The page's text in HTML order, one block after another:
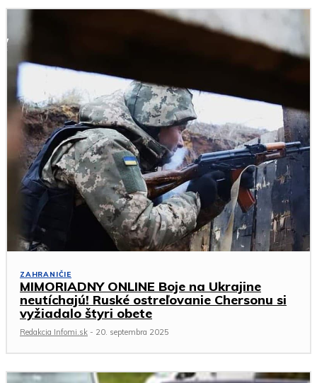
ZAHRANIČIE
MIMORIADNY ONLINE Boje na Ukrajine
neutíchajú! Ruské ostreľovanie Chersonu si
vyžiadalo štyri obete
Redakcia Infomi.sk - 20. septembra 2025